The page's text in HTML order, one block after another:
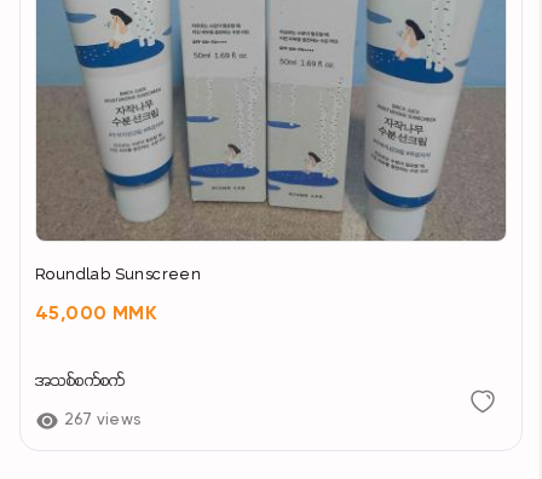
Roundlab Sunscreen
45,000 MMK
အသစ်စက်စက်
267 views